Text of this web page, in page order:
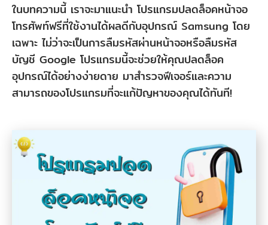
ในบทความนี้ เราจะมาแนะนำ โปรแกรมปลดล็อคหน้าจอ
โทรศัพท์ฟรีที่ใช้งานได้ผลดีกับอุปกรณ์ Samsung โดย
เฉพาะ ไม่ว่าจะเป็นการลืมรหัสผ่านหน้าจอหรือลืมรหัส
บัญชี Google โปรแกรมนี้จะช่วยให้คุณปลดล็อค
อุปกรณ์ได้อย่างง่ายดาย มาสำรวจฟีเจอร์และความ
สามารถของโปรแกรมที่จะแก้ปัญหาของคุณได้ทันที!